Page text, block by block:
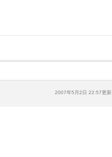
2007年5月2日 22:57更新